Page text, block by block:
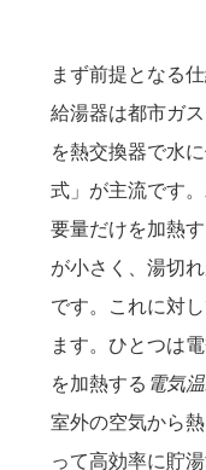
まず前提となる
給湯器は都市ガ
を熱交換器で水
式」が主流です
要量だけを加熱
が小さく、湯切
です。これに対
ます。ひとつは
を加熱する 電気
室外の空気から
って高効率に貯